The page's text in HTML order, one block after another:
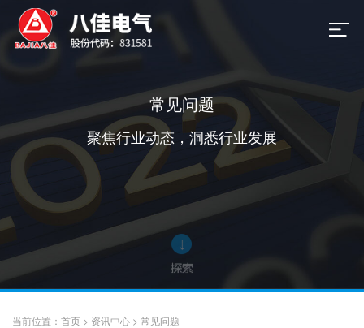
常见问题
聚焦行业动态，洞悉行业发展
当前位置： 首页 > 资讯中心 > 常见问题